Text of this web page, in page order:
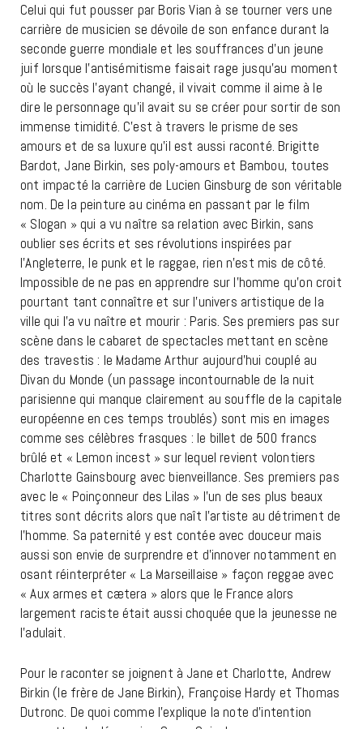
Celui qui fut pousser par Boris Vian à se tourner vers une
carrière de musicien se dévoile de son enfance durant la
seconde guerre mondiale et les souffrances d’un jeune
juif lorsque l’antisémitisme faisait rage jusqu’au moment
où le succès l’ayant changé, il vivait comme il aime à le
dire le personnage qu’il avait su se créer pour sortir de son
immense timidité. C’est à travers le prisme de ses
amours et de sa luxure qu’il est aussi raconté. Brigitte
Bardot, Jane Birkin, ses poly-amours et Bambou, toutes
ont impacté la carrière de Lucien Ginsburg de son véritable
nom. De la peinture au cinéma en passant par le film
« Slogan » qui a vu naître sa relation avec Birkin, sans
oublier ses écrits et ses révolutions inspirées par
l’Angleterre, le punk et le raggae, rien n’est mis de côté.
Impossible de ne pas en apprendre sur l’homme qu’on croit
pourtant tant connaître et sur l’univers artistique de la
ville qui l’a vu naître et mourir : Paris. Ses premiers pas sur
scène dans le cabaret de spectacles mettant en scène
des travestis : le Madame Arthur aujourd’hui couplé au
Divan du Monde (un passage incontournable de la nuit
parisienne qui manque clairement au souffle de la capitale
européenne en ces temps troublés) sont mis en images
comme ses célèbres frasques : le billet de 500 francs
brûlé et « Lemon incest » sur lequel revient volontiers
Charlotte Gainsbourg avec bienveillance. Ses premiers pas
avec le « Poinçonneur des Lilas » l’un de ses plus beaux
titres sont décrits alors que naît l’artiste au détriment de
l’homme. Sa paternité y est contée avec douceur mais
aussi son envie de surprendre et d’innover notamment en
osant réinterpréter « La Marseillaise » façon reggae avec
« Aux armes et cætera » alors que le France alors
largement raciste était aussi choquée que la jeunesse ne
l’adulait.
Pour le raconter se joignent à Jane et Charlotte, Andrew
Birkin (le frère de Jane Birkin), Françoise Hardy et Thomas
Dutronc. De quoi comme l’explique la note d’intention